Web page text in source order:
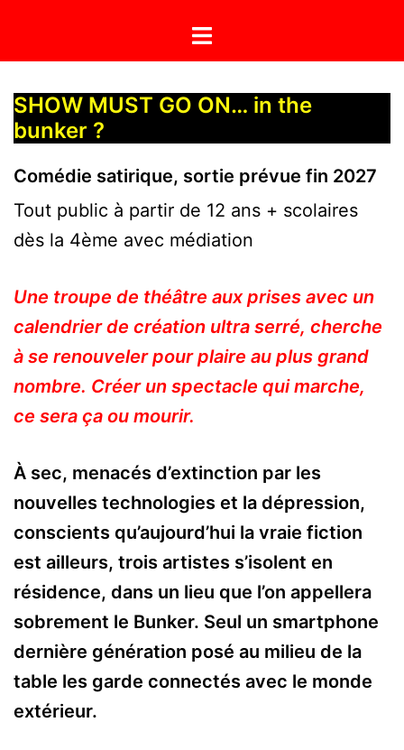
contenu
Ouvrir/fermer
SHOW MUST GO ON… in the
bunker ?
Comédie satirique, sortie prévue fin 2027
Tout public à partir de 12 ans + scolaires
dès la 4ème avec médiation
Une troupe de théâtre aux prises avec un
calendrier de création ultra serré, cherche
à se renouveler pour plaire au plus grand
nombre. Créer un spectacle qui marche,
ce sera ça ou mourir.
À sec, menacés d’extinction par les
nouvelles technologies et la dépression,
conscients qu’aujourd’hui la vraie fiction
est ailleurs, trois artistes s’isolent en
résidence, dans un lieu que l’on appellera
sobrement le Bunker. Seul un smartphone
dernière génération posé au milieu de la
table les garde connectés avec le monde
extérieur.